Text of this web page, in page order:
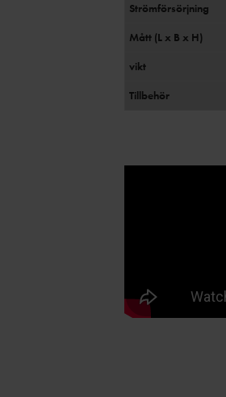
Strömförsörjning
Mått (L x B x H)
vikt
Tillbehör